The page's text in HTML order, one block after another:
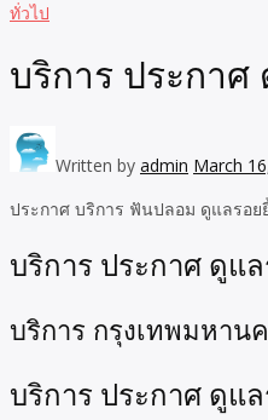
ทั่วไป
บริการ ประกา
Written by admin March
ประกาศ บริการ ฟันปลอม ดูแลรอย
บริการ ประกาศ ดูแ
บริการ กรุงเทพมหาน
บริการ ประกาศ ดูแ